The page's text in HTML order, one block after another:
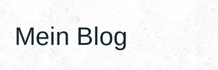
Mein Blog